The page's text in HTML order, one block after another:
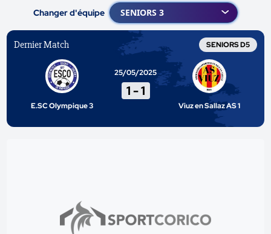
Changer d'équipe
Dernier Match SENIORS D5
E.SC Olympique 3
25/05/2025
1-1
Viuz en Sallaz AS 1